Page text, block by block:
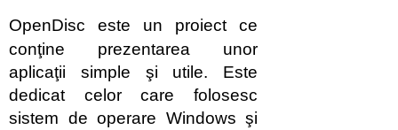
OpenDisc este un proiect ce
conţine prezentarea unor
aplicaţii simple şi utile. Este
dedicat celor care folosesc
sistem de operare Windows şi